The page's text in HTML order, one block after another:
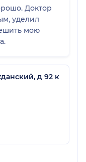
Доктор
уделил
мою
д 92 к